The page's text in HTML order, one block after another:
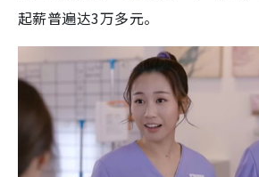
起薪普遍达3万多元。